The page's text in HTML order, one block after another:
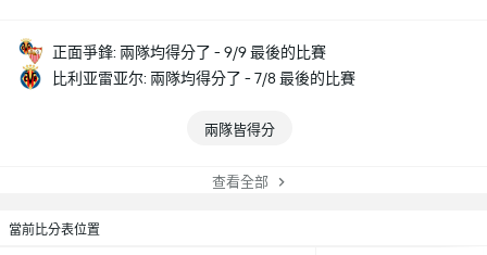
正面爭鋒: 兩隊均得分了 - 9/9 最後的比賽
比利亚雷亚尔: 兩隊均得分了 - 7/8 最後的比賽
兩隊皆得分
查看全部
當前比分表位置